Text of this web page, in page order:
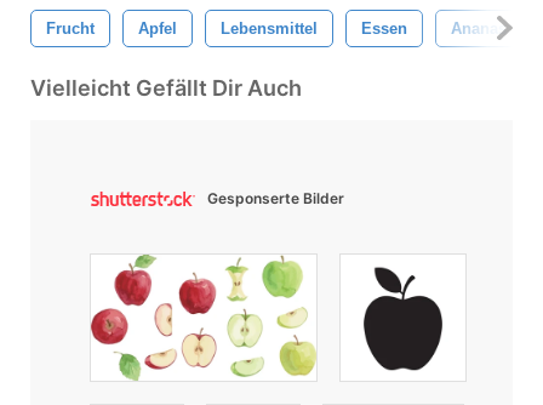
Frucht Apfel Lebensmittel Essen Ananas
Vielleicht Gefällt Dir Auch
Gesponserte Bilder